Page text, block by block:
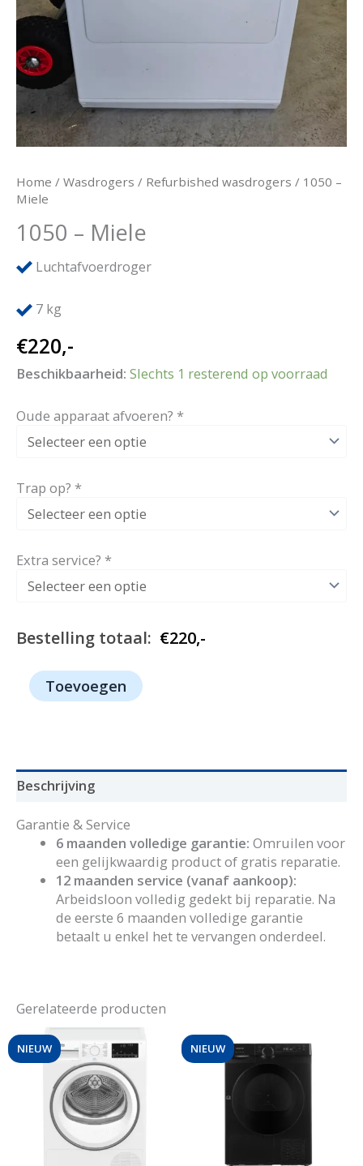
Home / Wasdrogers / Refurbished wasdrogers / 1050 –
Miele
1050 – Miele
Luchtafvoerdroger
7 kg
€220,-
Beschikbaarheid: Slechts 1 resterend op voorraad
Oude apparaat afvoeren? *
Trap op? *
Extra service? *
Bestelling totaal: €220,-
1050 Toevoegen
Beschrijving
Garantie & Service
6 maanden volledige garantie: Omruilen voor
een gelijkwaardig product of gratis reparatie.
12 maanden service (vanaf aankoop):
Arbeidsloon volledig gedekt bij reparatie. Na
de eerste 6 maanden volledige garantie
betaalt u enkel het te vervangen onderdeel.
Gerelateerde producten
NIEUW NIEUW